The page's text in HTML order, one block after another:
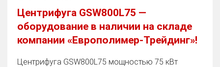
Центрифуга GSW800L75 —
оборудование в наличии на складе
компании «Европолимер-Трейдинг»!
Центрифуга GSW800L75 мощностью 75 кВт